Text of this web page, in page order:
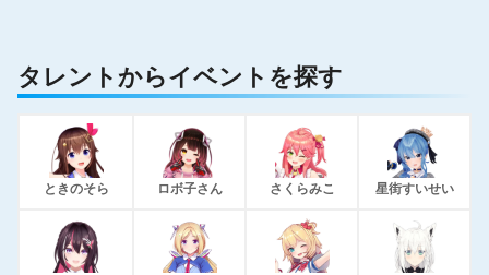
タレントからイベントを探す
ときのそら ロボ子さん さくらみこ 星街すいせい